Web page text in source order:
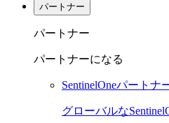
パートナー
パートナー
パートナーになる
SentinelOneパートナ
グローバルな